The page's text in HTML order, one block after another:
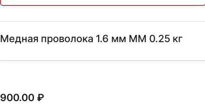
Медная проволока 1.6 мм ММ 0.25 кг
900.00₽